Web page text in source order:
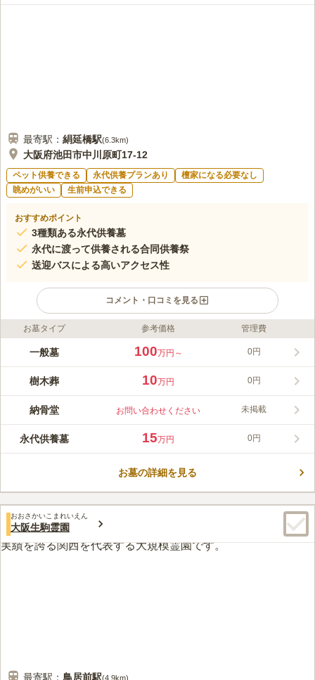
に色づく雰囲気のよい場所です。
最寄駅： 絹延橋駅(6.3km)
大阪府池田市中川原町17-12
ペット供養できる 永代供養プランあり
檀家になる必要なし
眺めがいい
生前申込できる
おすすめポイント
3種類ある永代供養墓
永代に渡って供養される合同供養祭
送迎バスによる高いアクセス性
コメント・口コミを見る
ライフドット編集部のコメント
関西大手の石材店・株式会社霊園・墓石のヤシロが手掛ける「北
物があふれる明るい雰囲気の霊園です。合祀されることなく自然
に還ることのできるガーデニング庭園の樹木葬区画（大阪夢咲ガ
樹木葬区画などがあります。また、天山寺の老師・住職が霊園内
の天山寺本堂で供養を行ってくださるなど、手厚い供養を受ける
ことができます。園内には、お焚き上げによって大切な故人にメ
ッセージを送る、メモリアルポストもあります。2021年4月下旬
には、人気の樹木葬区画第3期がオープン。星の名前が付けられ
た選べる5つの樹木葬は、暖かな雰囲気がとても魅力的です。
みんなの評価
口コミ
行ってピクニック気分で参拝しないといけません。
お墓タイプ 参考価格 管理費
一般墓 100万円～ 0円
樹木葬 10万円 0円
納骨堂 お問い合わせください 未掲載
永代供養墓 15万円 0円
お墓の詳細を見る
おおさかいこまれいえん
大阪生駒霊園
最寄駅： 鳥居前駅(4.9km)